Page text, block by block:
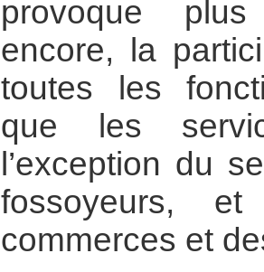
provoque
encore, la
toutes les
que les
l’exception du
fossoyeurs,
commerces et